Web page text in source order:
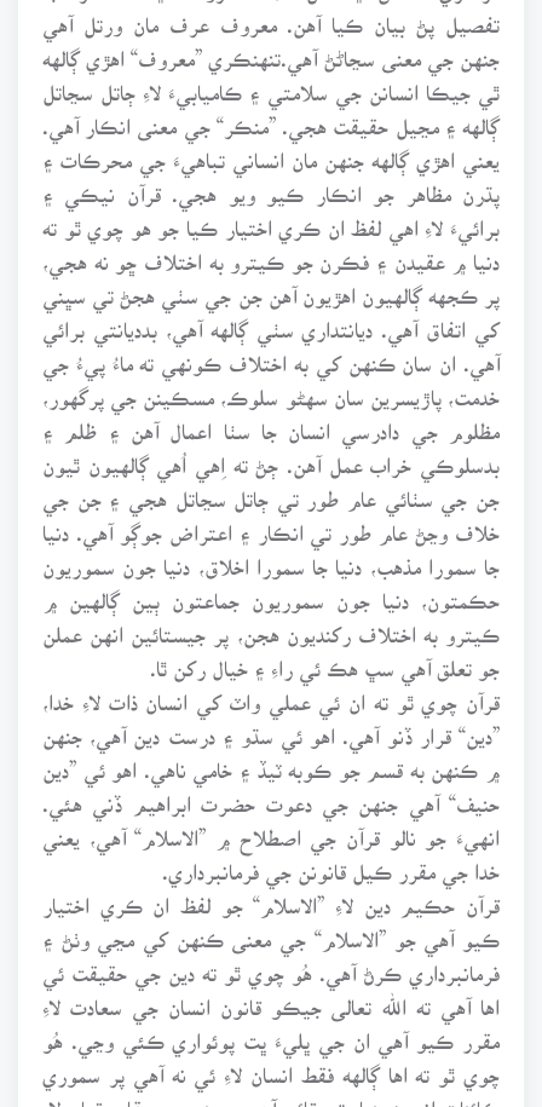
تفصيل پڻ بيان ڪيا آهن. معروف عرف مان ورتل آهي
جنهن جي معنى سڃاڻڻ آهي.تنهنڪري ”معروف“ اهڙي ڳالهه
ٿي جيڪا انسانن جي سلامتي ۽ ڪاميابيءَ لاءِ ڄاتل سڃاتل
ڳالهه ۽ مڃيل حقيقت هجي. ”منڪر“ جي معنى انڪار آهي.
يعني اهڙي ڳالهه جنهن مان انساني تباهيءَ جي محرڪات ۽
پڌرن مظاهر جو انڪار ڪيو ويو هجي. قرآن نيڪي ۽
برائيءَ لاءِ اهي لفظ ان ڪري اختيار ڪيا جو هو چوي ٿو ته
دنيا ۾ عقيدن ۽ فڪرن جو ڪيترو به اختلاف ڇو نه هجي،
پر ڪجهه ڳالهيون اهڙيون آهن جن جي سٺي هجڻ تي سڀني
کي اتفاق آهي. ديانتداري سٺي ڳالهه آهي، بدديانتي برائي
آهي. ان سان ڪنهن کي به اختلاف ڪونهي ته ماءُ پيءُ جي
خدمت، پاڙيسرين سان سهڻو سلوڪ، مسڪينن جي پرگهور،
مظلوم جي دادرسي انسان جا سٺا اعمال آهن ۽ ظلم ۽
بدسلوڪي خراب عمل آهن. ڄڻ ته اِهي اُهي ڳالهيون ٿيون
جن جي سٺائي عام طور تي ڄاتل سڃاتل هجي ۽ جن جي
خلاف وڃڻ عام طور تي انڪار ۽ اعتراض جوڳو آهي. دنيا
جا سمورا مذهب، دنيا جا سمورا اخلاق، دنيا جون سموريون
حڪمتون، دنيا جون سموريون جماعتون ٻين ڳالهين ۾
ڪيترو به اختلاف رکنديون هجن، پر جيستائين انهن عملن
جو تعلق آهي سڀ هڪ ئي راءِ ۽ خيال رکن ٿا.
قرآن چوي ٿو ته ان ئي عملي واٽ کي انسان ذات لاءِ خدا،
”دين“ قرار ڏنو آهي. اهو ئي سڌو ۽ درست دين آهي، جنهن
۾ ڪنهن به قسم جو ڪوبه ٽيڏ ۽ خامي ناهي. اهو ئي ”دين
حنيف“ آهي جنهن جي دعوت حضرت ابراهيم ڏني هئي.
انهيءَ جو نالو قرآن جي اصطلاح ۾ ”الاسلام“ آهي، يعني
خدا جي مقرر ڪيل قانونن جي فرمانبرداري.
قرآن حڪيم دين لاءِ ”الاسلام“ جو لفظ ان ڪري اختيار
ڪيو آهي جو ”الاسلام“ جي معنى ڪنهن کي مڃي وٺڻ ۽
فرمانبرداري ڪرڻ آهي. هُو چوي ٿو ته دين جي حقيقت ئي
اها آهي ته الله تعالى جيڪو قانون انسان جي سعادت لاءِ
مقرر ڪيو آهي ان جي ڀليءَ ڀت پوئواري ڪئي وڃي. هُو
چوي ٿو ته اها ڳالهه فقط انسان لاءِ ئي نه آهي پر سموري
ڪائنات انهيءَ بنياد تي قائم آهي. سڀني جي بقا ۽ قيام لاءِ